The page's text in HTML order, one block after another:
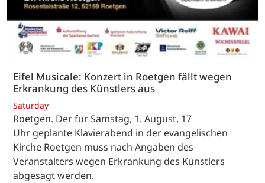
Eifel Musicale: Konzert in Roetgen fällt wegen
Erkrankung des Künstlers aus
Saturday
Roetgen. Der für Samstag, 1. August, 17
Uhr geplante Klavierabend in der evangelischen
Kirche Roetgen muss nach Angaben des
Veranstalters wegen Erkrankung des Künstlers
abgesagt werden.